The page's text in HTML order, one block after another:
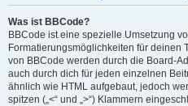
Was ist BBCode?
BBCode ist eine spezielle Umsetzung
Formatierungsmöglichkeiten für deinen
von BBCode werden durch die Board-
auch durch dich für jeden einzelnen
ähnlich wie HTML aufgebaut, jedoch
spitzen („<“ und „>“) Klammern